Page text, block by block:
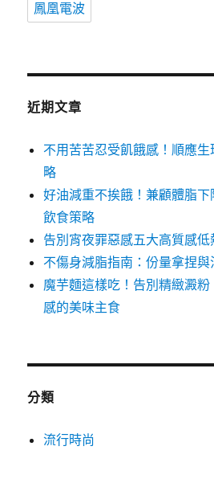
鳳凰電波
近期文章
不用苦苦忍受飢餓感！順應
略
好油減重不挨餓！兼顧體脂
飲食策略
告別宵夜罪惡感五大高質感
不傷身減脂指南：份量拿捏
魔芋麵這樣吃！告別精緻澱
感的美味主食
分類
流行時尚